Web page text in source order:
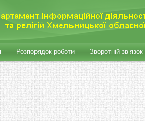
Розпорядок роботи Зворотній зв’язок